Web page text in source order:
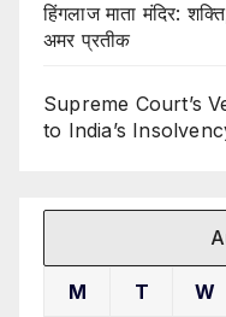
हिंगलाज माता मंदिर:
अमर प्रतीक
Supreme Court’s
to India’s
M T W